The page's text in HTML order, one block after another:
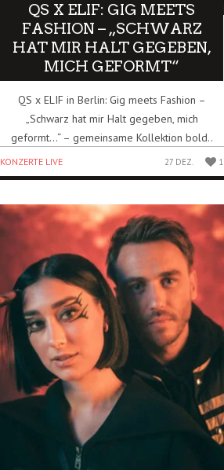
QS X ELIF: GIG MEETS
FASHION – „SCHWARZ
HAT MIR HALT GEGEBEN,
MICH GEFORMT“
QS x ELIF in Berlin: Gig meets Fashion –
„Schwarz hat mir Halt gegeben, mich
geformt…“ – gemeinsame Kollektion bold..
KONZERTE LIVE 27 DEZ. 1